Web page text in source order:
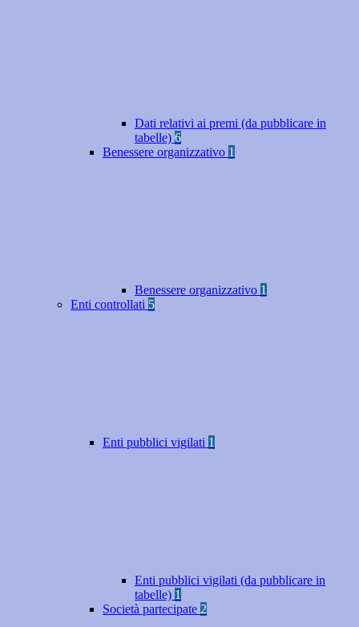
Dati relativi ai premi (da pubblicare in
tabelle) 6
Benessere organizzativo 1
Benessere organizzativo 1
Enti controllati 5
Enti pubblici vigilati 1
Enti pubblici vigilati (da pubblicare in
tabelle) 1
Società partecipate 2